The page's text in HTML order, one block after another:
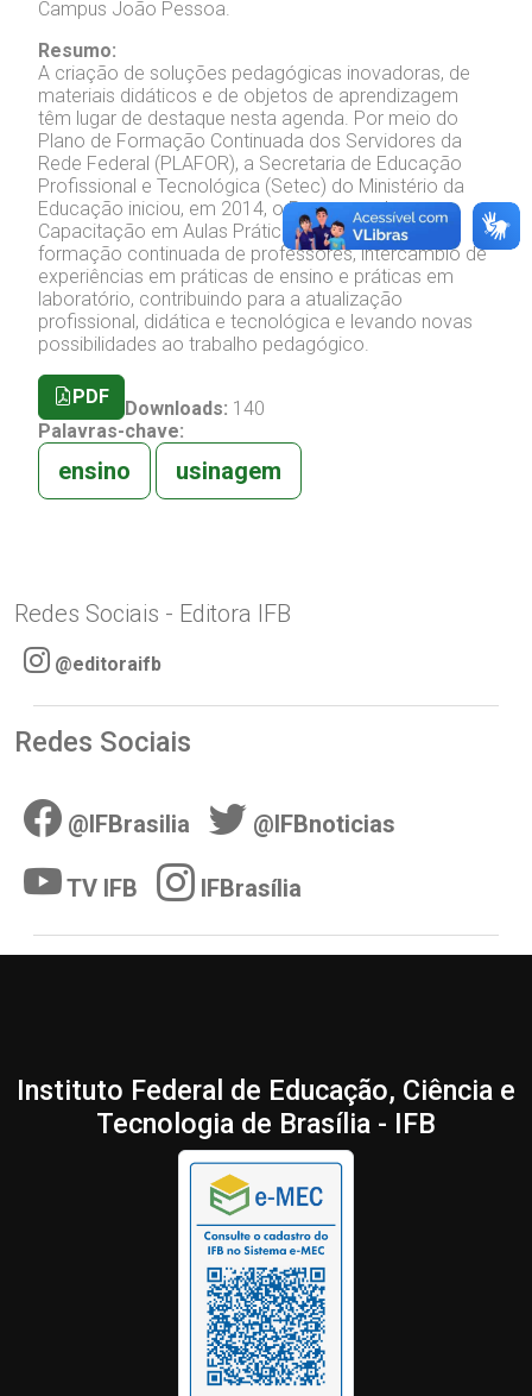
Campus João Pessoa.
Resumo:
A criação de soluções pedagógicas inovadoras, de
materiais didáticos e de objetos de aprendizagem
têm lugar de destaque nesta agenda. Por meio do
Plano de Formação Continuada dos Servidores da
Rede Federal (PLAFOR), a Secretaria de Educação
Profissional e Tecnológica (Setec) do Ministério da
Educação iniciou, em 2014, o Programa de
Capacitação em Aulas Práticas, que promove
formação continuada de professores, intercâmbio de
experiências em práticas de ensino e práticas em
laboratório, contribuindo para a atualização
profissional, didática e tecnológica e levando novas
possibilidades ao trabalho pedagógico.
PDF
Downloads: 140
Palavras-chave:
ensino usinagem
Redes Sociais - Editora IFB
@editoraifb
Redes Sociais
@IFBrasilia @IFBnoticias
TV IFB IFBrasília
Instituto Federal de Educação, Ciência e
Tecnologia de Brasília - IFB